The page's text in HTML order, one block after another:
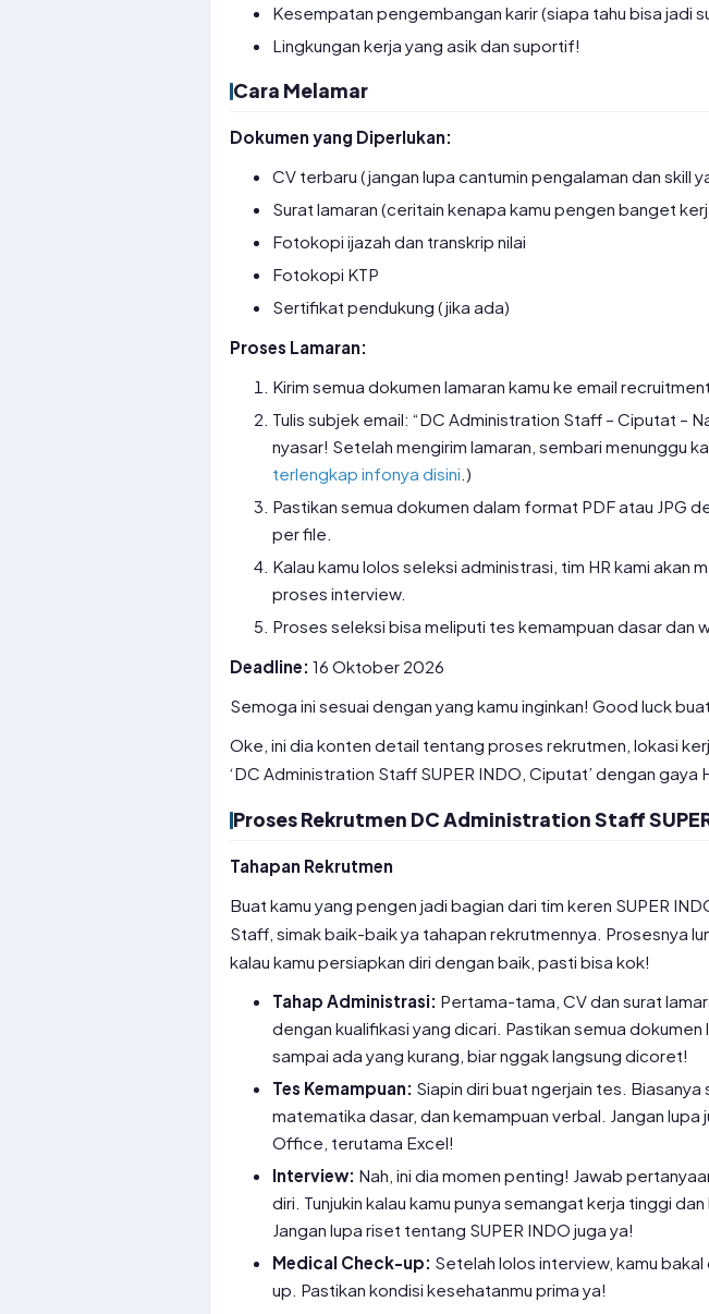
Kesempatan pengembangan karir (siapa tahu bisa jadi
Lingkungan kerja yang asik dan suportif!
Cara Melamar
Dokumen yang Diperlukan:
CV terbaru (jangan lupa cantumin pengalaman dan skill
Surat lamaran (ceritain kenapa kamu pengen banget
Fotokopi ijazah dan transkrip nilai
Fotokopi KTP
Sertifikat pendukung (jika ada)
Proses Lamaran:
Kirim semua dokumen lamaran kamu ke email
Tulis subjek email: “DC Administration Staff – Ciputat –
nyasar! Setelah mengirim lamaran, sembari menunggu
terlengkap infonya disini .)
Pastikan semua dokumen dalam format PDF atau JPG
per file.
Kalau kamu lolos seleksi administrasi, tim HR kami akan
proses interview.
Proses seleksi bisa meliputi tes kemampuan dasar dan
Deadline: 16 Oktober 2026
Semoga ini sesuai dengan yang kamu inginkan! Good luck
Oke, ini dia konten detail tentang proses rekrutmen, lokasi
‘DC Administration Staff SUPER INDO, Ciputat’ dengan gaya
Proses Rekrutmen DC Administration Staff
Tahapan Rekrutmen
Buat kamu yang pengen jadi bagian dari tim keren SUPER
Staff, simak baik-baik ya tahapan rekrutmennya. Prosesnya
kalau kamu persiapkan diri dengan baik, pasti bisa kok!
Tahap Administrasi: Pertama-tama, CV dan surat
dengan kualifikasi yang dicari. Pastikan semua dokumen
sampai ada yang kurang, biar nggak langsung dicoret!
Tes Kemampuan: Siapin diri buat ngerjain tes. Biasanya
matematika dasar, dan kemampuan verbal. Jangan
Office, terutama Excel!
Interview: Nah, ini dia momen penting! Jawab
diri. Tunjukin kalau kamu punya semangat kerja tinggi
Jangan lupa riset tentang SUPER INDO juga ya!
Medical Check-up: Setelah lolos interview, kamu
up. Pastikan kondisi kesehatanmu prima ya!